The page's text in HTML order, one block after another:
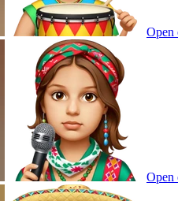
Open
Open